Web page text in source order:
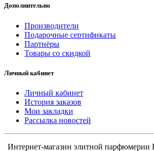
Дополнительно
Производители
Подарочные сертификаты
Партнёры
Товары со скидкой
Личный кабинет
Личный кабинет
История заказов
Мои закладки
Рассылка новостей
Интернет-магазин элитной